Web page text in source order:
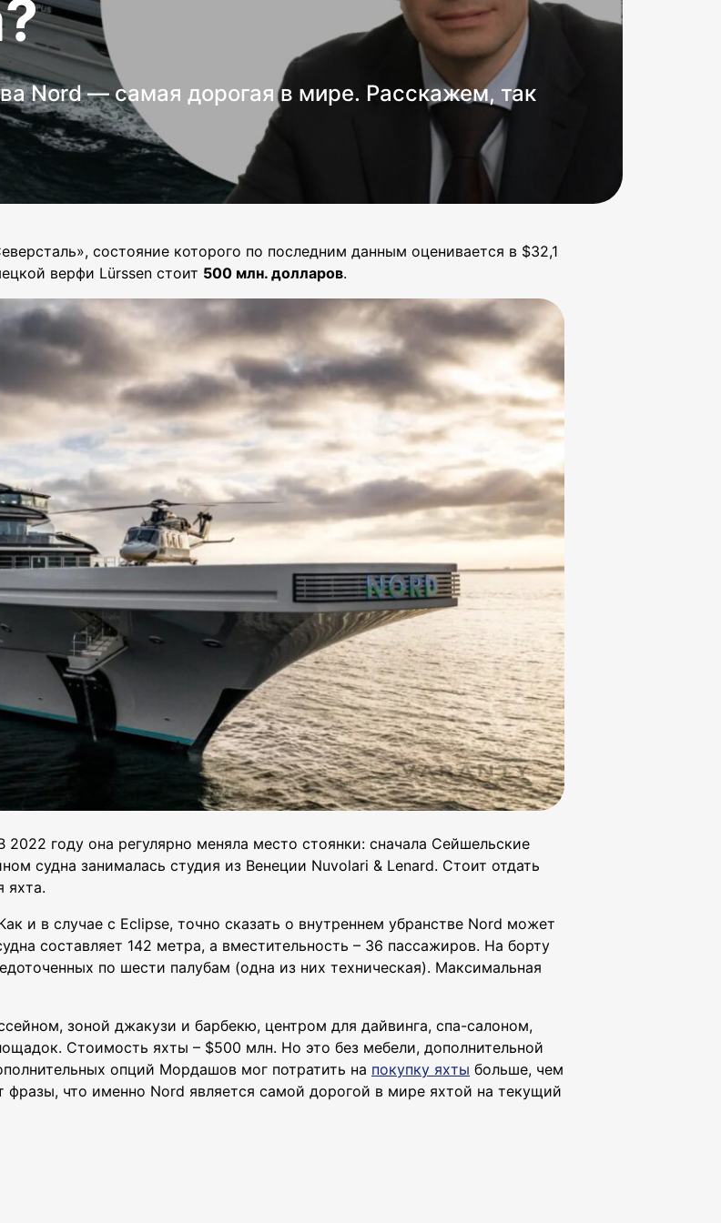
Nord — самая дорогая в мире. Расскажем, так
состояние которого по последним данным оценивается в $32,1
верфи Lürssen стоит 500 млн. долларов.
году она регулярно меняла место стоянки: сначала Сейшельские
судна занималась студия из Венеции Nuvolari & Lenard. Стоит отдать
яхта.
и в случае с Eclipse, точно сказать о внутреннем убранстве Nord может
составляет 142 метра, а вместительность – 36 пассажиров. На борту
по шести палубам (одна из них техническая). Максимальная
зоной джакузи и барбекю, центром для дайвинга, спа-салоном,
Стоимость яхты – $500 млн. Но это без мебели, дополнительной
опций Мордашов мог потратить на покупку яхты больше, чем
что именно Nord является самой дорогой в мире яхтой на текущий